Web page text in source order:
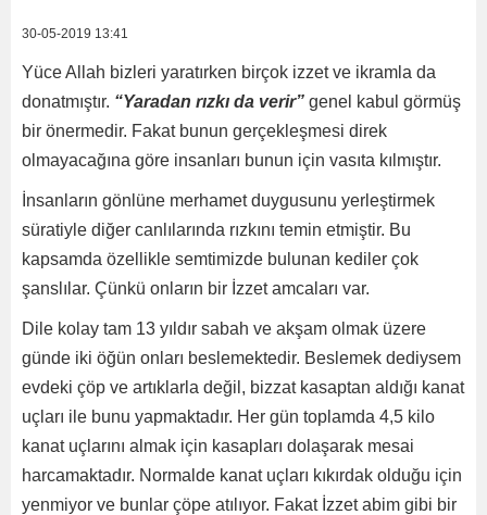
30-05-2019 13:41
Yüce Allah bizleri yaratırken birçok izzet ve ikramla da
donatmıştır. “Yaradan rızkı da verir” genel kabul görmüş
bir önermedir. Fakat bunun gerçekleşmesi direk
olmayacağına göre insanları bunun için vasıta kılmıştır.
İnsanların gönlüne merhamet duygusunu yerleştirmek
süratiyle diğer canlılarında rızkını temin etmiştir. Bu
kapsamda özellikle semtimizde bulunan kediler çok
şanslılar. Çünkü onların bir İzzet amcaları var.
Dile kolay tam 13 yıldır sabah ve akşam olmak üzere
günde iki öğün onları beslemektedir. Beslemek dediysem
evdeki çöp ve artıklarla değil, bizzat kasaptan aldığı kanat
uçları ile bunu yapmaktadır. Her gün toplamda 4,5 kilo
kanat uçlarını almak için kasapları dolaşarak mesai
harcamaktadır. Normalde kanat uçları kıkırdak olduğu için
yenmiyor ve bunlar çöpe atılıyor. Fakat İzzet abim gibi bir